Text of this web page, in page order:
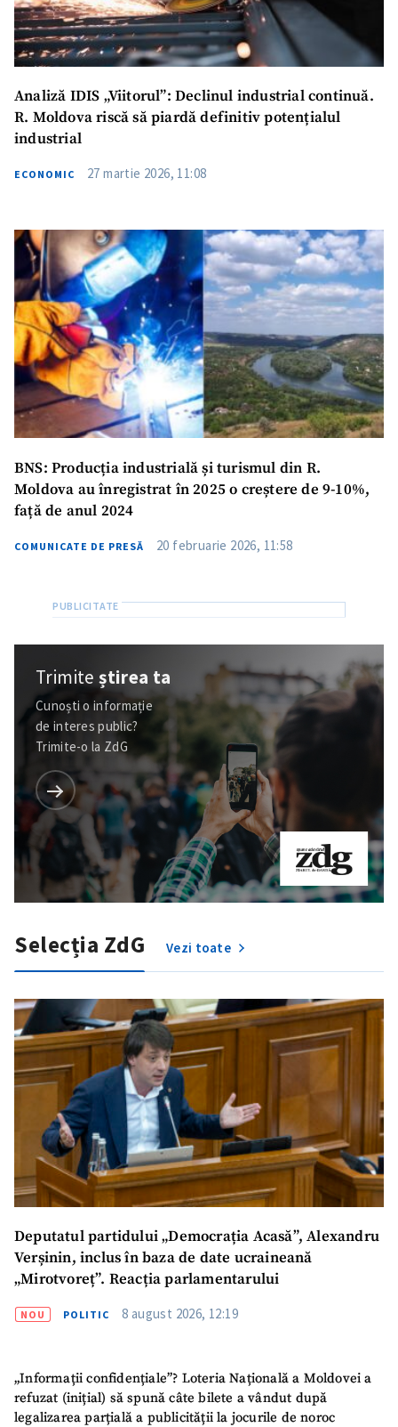
Analiză IDIS „Viitorul”: Declinul industrial continuă.
R. Moldova riscă să piardă definitiv potențialul
industrial
ECONOMIC 27 martie 2026, 11:08
BNS: Producția industrială și turismul din R.
Moldova au înregistrat în 2025 o creștere de 9-10%,
față de anul 2024
COMUNICATE DE PRESĂ 20 februarie 2026, 11:58
Trimiteștirea ta
Cunoști o informație
de interes public?
Trimite-o la ZdG
Selecția ZdG Vezi toate
Deputatul partidului „Democrația Acasă”, Alexandru
Verșinin, inclus în baza de date ucraineană
„Mirotvoreț”. Reacția parlamentarului
NOU POLITIC 8 august 2026, 12:19
„Informații confidențiale”? Loteria Națională a Moldovei a
refuzat (inițial) să spună câte bilete a vândut după
legalizarea parțială a publicității la jocurile de noroc